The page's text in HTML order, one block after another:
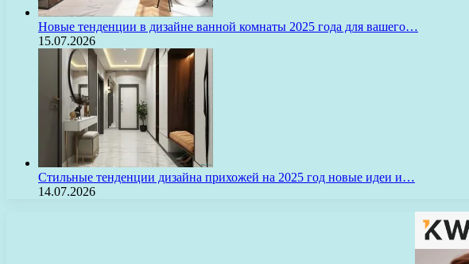
Новые тенденции в дизайне ванной комнаты 2025 года для вашего…
15.07.2026
Стильные тенденции дизайна прихожей на 2025 год новые идеи и…
14.07.2026